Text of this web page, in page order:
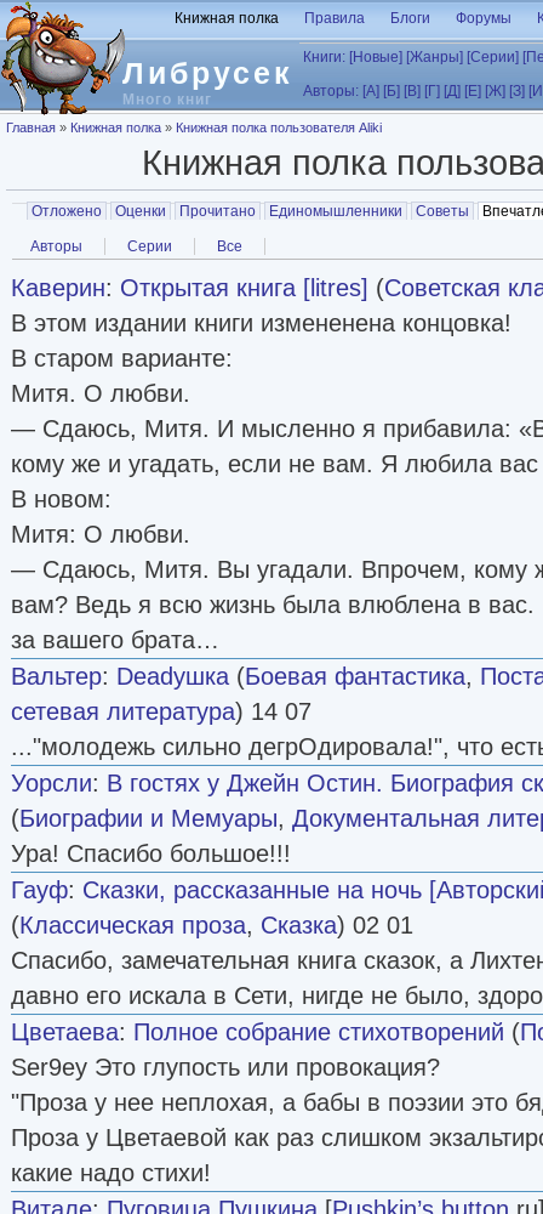
Перейти к основному содержанию
Либрусек
Много книг
Книжная полка Правила Блоги Форумы
Книги: [Новые] [Жанры] [Серии]
Авторы: [А] [Б] [В] [Г] [Д] [Е] [Ж] [З]
Вы здесь
Главная » Книжная полка » Книжная полка пользователя Aliki
Книжная полка
Главные вкладки
Отложено Оценки Прочитано Единомышленники Советы
Вторичные вкладки
Авторы Серии Все
Каверин: Открытая книга [litres] (Советская
В этом издании книги измененена концовка!
В старом варианте:
Митя. О любви.
— Сдаюсь, Митя. И мысленно я прибавила:
кому же и угадать, если не вам. Я любила
В новом:
Митя: О любви.
— Сдаюсь, Митя. Вы угадали. Впрочем, кому
вам? Ведь я всю жизнь была влюблена в
за вашего брата…
Вальтер: Deadушка (Боевая фантастика,
сетевая литература) 14 07
..."молодежь сильно дегрОдировала!", что
Уорсли: В гостях у Джейн Остин. Биография
(Биографии и Мемуары, Документальная
Ура! Спасибо большое!!!
Гауф: Сказки, рассказанные на ночь
(Классическая проза, Сказка) 02 01
Спасибо, замечательная книга сказок, а
давно его искала в Сети, нигде не было,
Цветаева: Полное собрание стихотворений (
Ser9ey Это глупость или провокация?
"Проза у нее неплохая, а бабы в поэзии это
Проза у Цветаевой как раз слишком
какие надо стихи!